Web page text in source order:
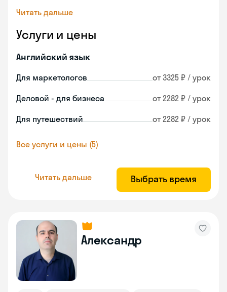
Читать дальше
Услуги и цены
Английский язык
Для маркетологов от 3325 ₽ / урок
Деловой - для бизнеса от 2282 ₽ / урок
Для путешествий от 2282 ₽ / урок
Все услуги и цены (5)
Читать дальше Выбрать время
Александр